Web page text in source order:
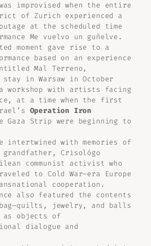
improvised when the entire
of Zurich experienced a
at the scheduled time
Me vuelvo un guñelve .
moment gave rise to a
based on an experience
Mal Terreno,
in Warsaw in October
workshop with artists facing
at a time when the first
Operation Iron
Gaza Strip were beginning to
intertwined with memories of
Crisológo
communist activist who
to Cold War–era Europe
cooperation.
also featured the contents
jewelry, and balls
as objects of
dialogue and